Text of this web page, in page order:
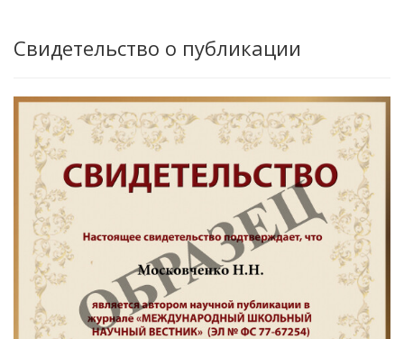
Свидетельство о публикации